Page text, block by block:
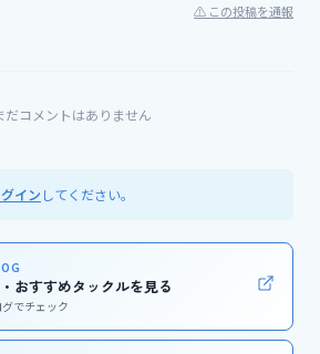
⚠ この投稿を通報
だコメントはありません
イン してください。
おすすめタックルを見る
でチェック